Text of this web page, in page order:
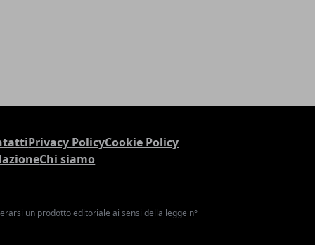
Privacy PolicyCookie Policy
Chi siamo
un prodotto editoriale ai sensi della legge n°